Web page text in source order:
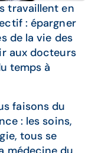
travaillent en
: épargner
de la vie des
aux docteurs
temps à
faisons du
: les soins,
tous se